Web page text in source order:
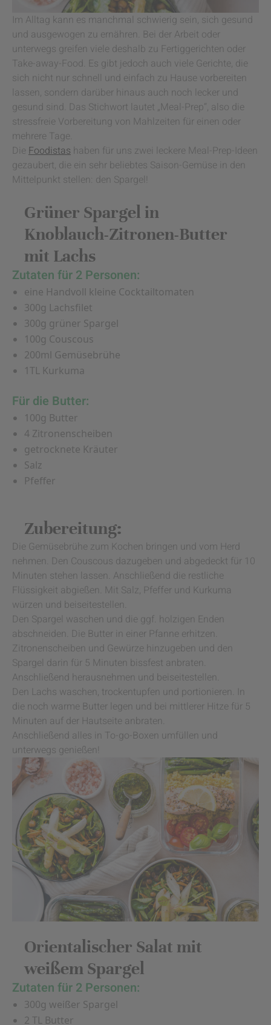
Im Alltag kann es manchmal schwierig sein, sich gesund
und ausgewogen zu ernähren. Bei der Arbeit oder
unterwegs greifen viele deshalb zu Fertiggerichten oder
Take-away-Food. Es gibt jedoch auch viele Gerichte, die
sich nicht nur schnell und einfach zu Hause vorbereiten
lassen, sondern darüber hinaus auch noch lecker und
gesund sind. Das Stichwort lautet „Meal-Prep“, also die
stressfreie Vorbereitung von Mahlzeiten für einen oder
mehrere Tage.
Die Foodistas haben für uns zwei leckere Meal-Prep-Ideen
gezaubert, die ein sehr beliebtes Saison-Gemüse in den
Mittelpunkt stellen: den Spargel!
Grüner Spargel in
Knoblauch-Zitronen-Butter
mit Lachs
Zutaten für 2 Personen:
eine Handvoll kleine Cocktailtomaten
300g Lachsfilet
300g grüner Spargel
100g Couscous
200ml Gemüsebrühe
1TL Kurkuma
Für die Butter:
​​​​​​100g Butter
4 Zitronenscheiben
getrocknete Kräuter
Salz
Pfeffer
Zubereitung:
Die Gemüsebrühe zum Kochen bringen und vom Herd
nehmen. Den Couscous dazugeben und abgedeckt für 10
Minuten stehen lassen. Anschließend die restliche
Flüssigkeit abgießen. Mit Salz, Pfeffer und Kurkuma
würzen und beiseitestellen.
Den Spargel waschen und die ggf. holzigen Enden
abschneiden. Die Butter in einer Pfanne erhitzen.
Zitronenscheiben und Gewürze hinzugeben und den
Spargel darin für 5 Minuten bissfest anbraten.
Anschließend herausnehmen und beiseitestellen.
Den Lachs waschen, trockentupfen und portionieren. In
die noch warme Butter legen und bei mittlerer Hitze für 5
Minuten auf der Hautseite anbraten.
Anschließend alles in To-go-Boxen umfüllen und
unterwegs genießen!
Orientalischer Salat mit
weißem Spargel
Zutaten für 2 Personen:
300g weißer Spargel
2 TL Butter